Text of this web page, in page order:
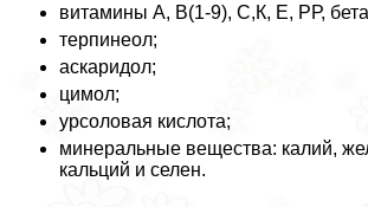
витамины А, В(1-9), С,К, Е, РР,
терпинеол;
аскаридол;
цимол;
урсоловая кислота;
минеральные вещества: калий,
кальций и селен.